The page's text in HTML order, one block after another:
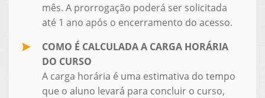
mês. A prorrogação poderá ser solicitada
até 1 ano após o encerramento do acesso.
COMO É CALCULADA A CARGA HORÁRIA
DO CURSO
A carga horária é uma estimativa do tempo
que o aluno levará para concluir o curso,